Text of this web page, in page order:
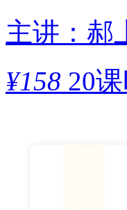
主讲：郝
¥158 20